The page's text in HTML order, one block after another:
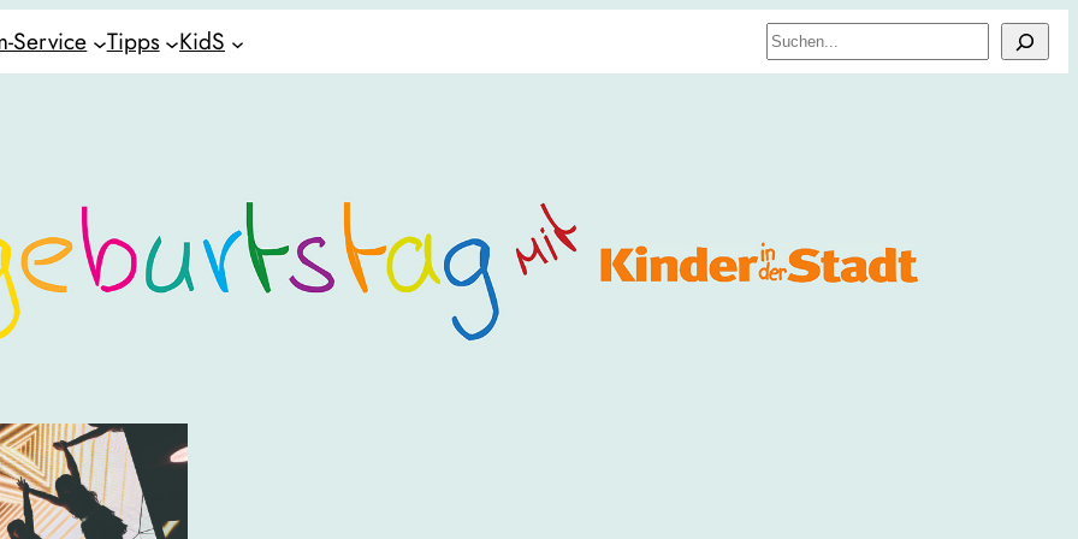
Service Tipps KidS Suchen